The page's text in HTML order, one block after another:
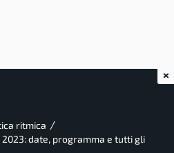
ritmica /
date, programma e tutti gli
×